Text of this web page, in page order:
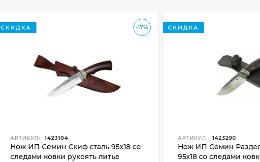
-17%
СКИДКА
АРТИКУЛ: 1423104
Нож ИП Семин Скиф сталь 95х18 со
следами ковки рукоять литье
СКИДКА
АРТИКУЛ: 1423290
Нож ИП Семин
95x18 со следами